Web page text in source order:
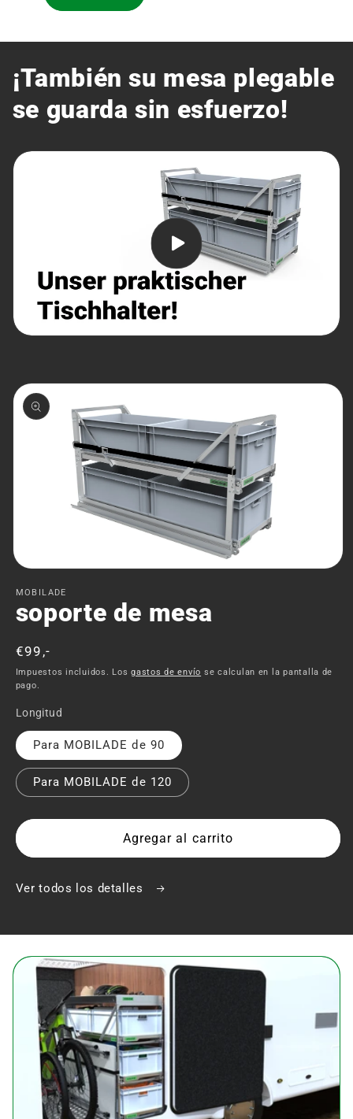
¡También su mesa plegable
se guarda sin esfuerzo!
directamente
a la
información
del producto
multimedia
1
en
ventana
modal
MOBILADE
soporte de mesa
Precio
habitual
€99,-
Impuestos incluidos. Losgastos de envío se calculan en la pantalla de
pago.
Longitud
Para MOBILADE de 90
Para MOBILADE de 120
Agregar al carrito
Ver todos los detalles